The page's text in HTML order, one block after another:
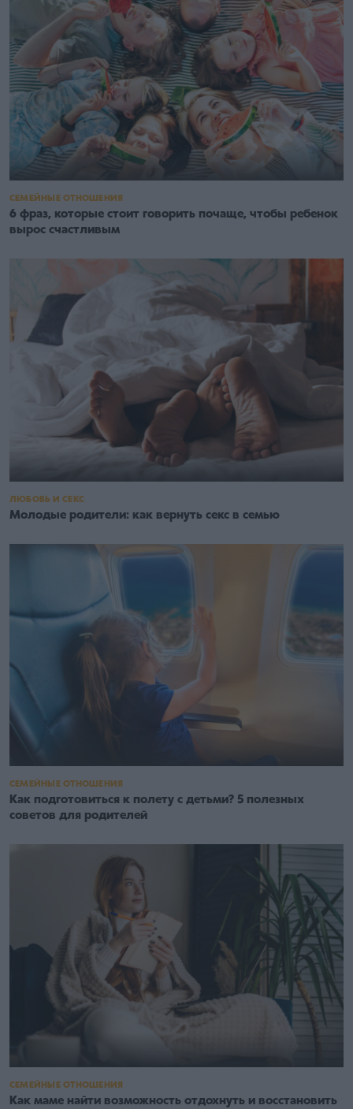
СЕМЕЙНЫЕ ОТНОШЕНИЯ
6 фраз, которые стоит говорить почаще, чтобы ребенок
вырос счастливым
ЛЮБОВЬ И СЕКС
Молодые родители: как вернуть секс в семью
СЕМЕЙНЫЕ ОТНОШЕНИЯ
Как подготовиться к полету с детьми? 5 полезных
советов для родителей
СЕМЕЙНЫЕ ОТНОШЕНИЯ
Как маме найти возможность отдохнуть и восстановить